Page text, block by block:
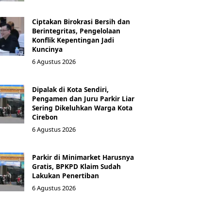
Ciptakan Birokrasi Bersih dan
Berintegritas, Pengelolaan
Konflik Kepentingan Jadi
Kuncinya
6 Agustus 2026
Dipalak di Kota Sendiri,
Pengamen dan Juru Parkir Liar
Sering Dikeluhkan Warga Kota
Cirebon
6 Agustus 2026
Parkir di Minimarket Harusnya
Gratis, BPKPD Klaim Sudah
Lakukan Penertiban
6 Agustus 2026